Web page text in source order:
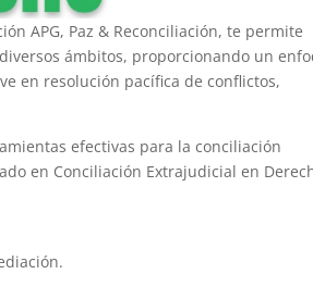
APG, Paz & Reconciliación, te permite
ámbitos, proporcionando un
en resolución pacífica de conflictos,
efectivas para la conciliación
en Conciliación Extrajudicial en